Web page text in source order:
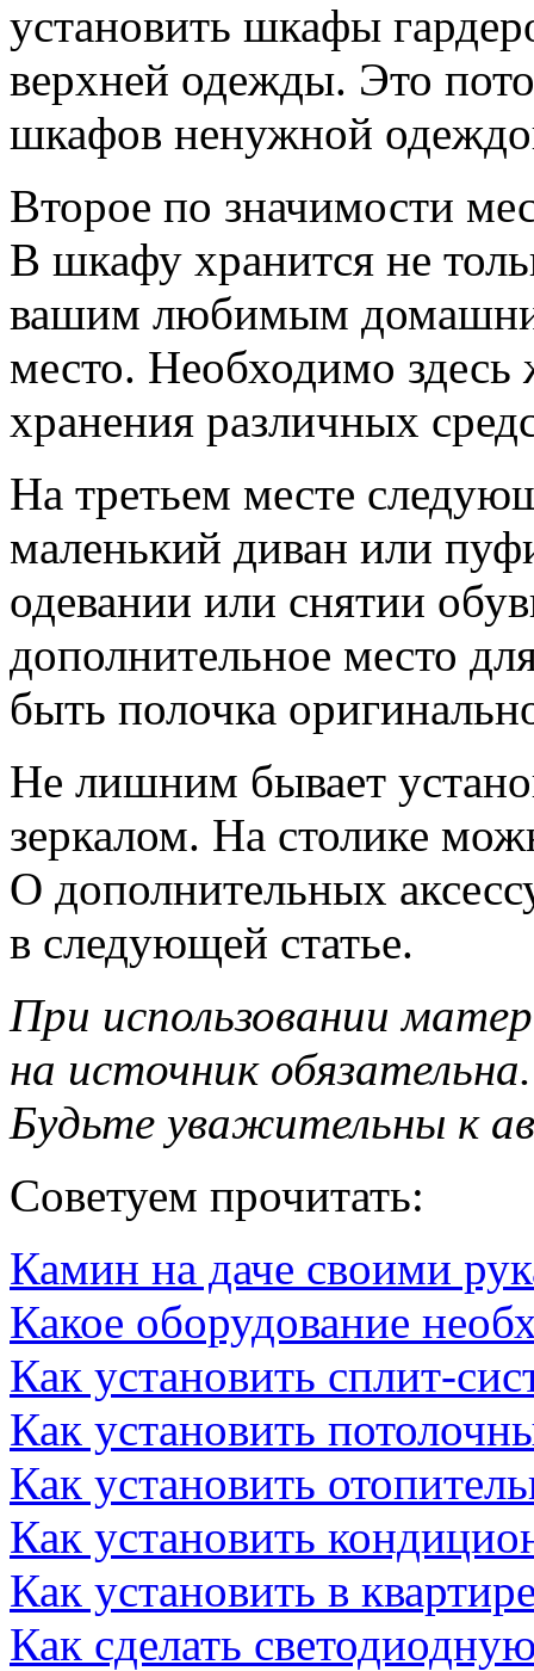
установить шкафы
верхней одежды. Это
шкафов ненужной
Второе по значимости
В шкафу хранится не
вашим любимым
место. Необходимо здесь
хранения различных
На третьем месте
маленький диван или
одевании или снятии
дополнительное место
быть полочка
Не лишним бывает
зеркалом. На столике
О дополнительных
в следующей статье.
При использовании
на источник обязательна.
Будьте уважительны к
Советуем прочитать:
Камин на даче своими
Какое оборудование
Как установить сплит-
Как установить
Как установить
Как установить
Как установить в
Как сделать